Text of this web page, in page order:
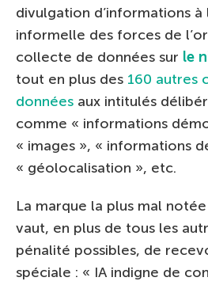
divulgation d’informations à
informelle des forces de
collecte de données sur le
tout en plus des 160 autres
données aux intitulés
comme « informations
« images », « informations
« géolocalisation », etc.
La marque la plus mal
vaut, en plus de tous les
pénalité possibles, de
spéciale : « IA indigne de